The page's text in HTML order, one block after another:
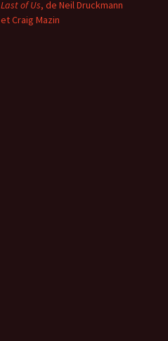
Last of Us, de Neil Druckmann
et Craig Mazin